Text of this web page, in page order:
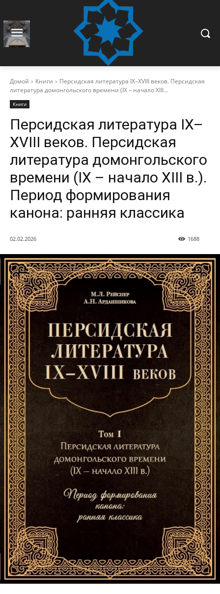
Домой Книги
Персидская литература IX–XVIII веков. Персидская
литература домонгольского времени (IX – начало XIII...
Книги
Персидская литература IX–
XVIII веков. Персидская
литература домонгольского
времени (IX – начало XIII в.).
Период формирования
канона: ранняя классика
02.02.2026 1688